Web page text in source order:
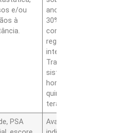
e/ou
à
anos, cerca de
30% a 40%
conforme
registros
internacionais.
Tratamentos
sistêmicos,
hormonioterapia,
quimioterapia e
terapias alvo.
PSA
Avaliação